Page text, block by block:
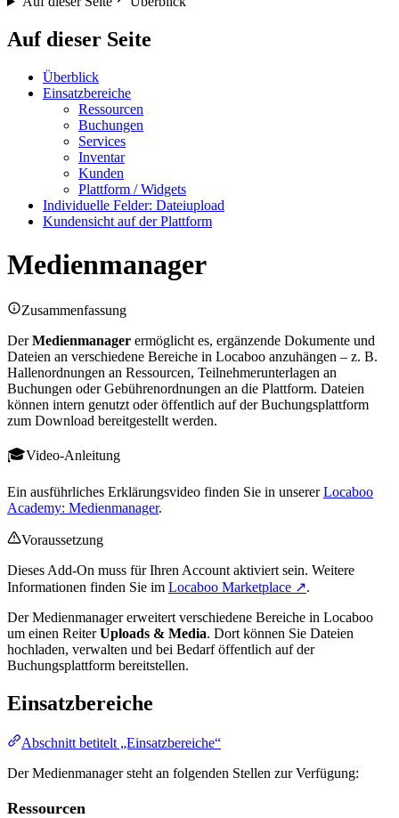
Auf dieser Seite
Überblick
Einsatzbereiche
Ressourcen
Buchungen
Services
Inventar
Kunden
Plattform / Widgets
Individuelle Felder: Dateiupload
Kundensicht auf der Plattform
Medienmanager
Zusammenfassung
DerMedienmanager ermöglicht es, ergänzende Dokumente und
Dateien an verschiedene Bereiche in Locaboo anzuhängen – z. B.
Hallenordnungen an Ressourcen, Teilnehmerunterlagen an
Buchungen oder Gebührenordnungen an die Plattform. Dateien
können intern genutzt oder öffentlich auf der Buchungsplattform
zum Download bereitgestellt werden.
Video-Anleitung
Ein ausführliches Erklärungsvideo finden Sie in unsererLocaboo
Academy: Medienmanager.
Voraussetzung
Dieses Add-On muss für Ihren Account aktiviert sein. Weitere
Informationen finden Sie im Locaboo Marketplace ↗.
Der Medienmanager erweitert verschiedene Bereiche in Locaboo
um einen ReiterUploads & Media. Dort können Sie Dateien
hochladen, verwalten und bei Bedarf öffentlich auf der
Buchungsplattform bereitstellen.
Einsatzbereiche
Abschnitt betitelt „Einsatzbereiche“
Der Medienmanager steht an folgenden Stellen zur Verfügung:
Ressourcen